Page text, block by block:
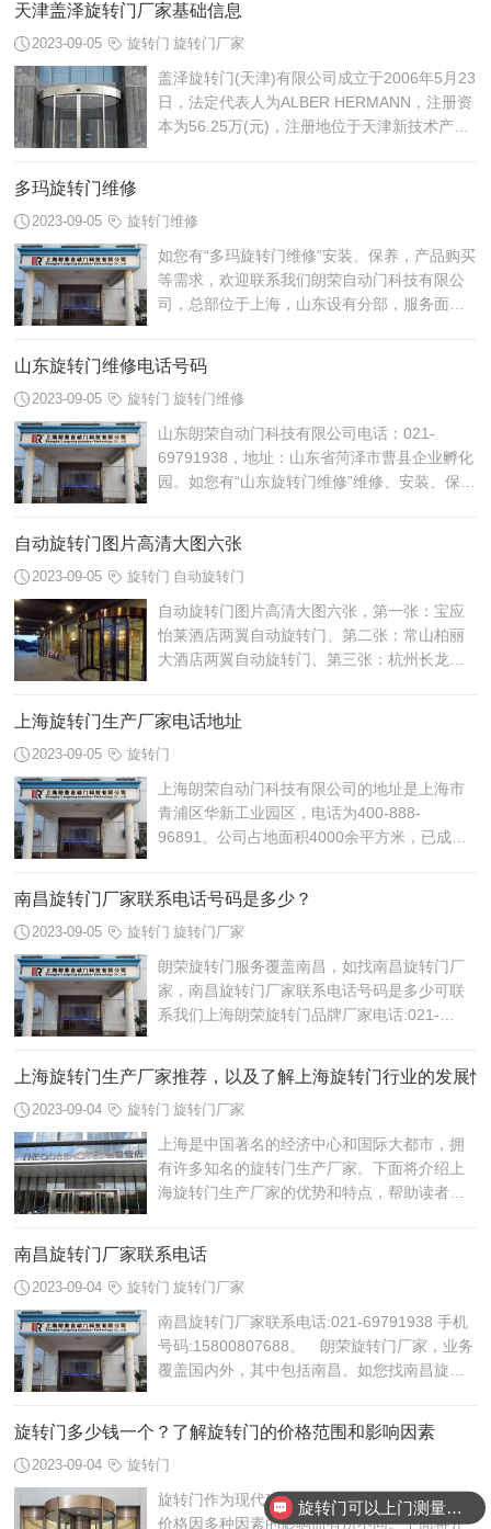
天津盖泽旋转门厂家基础信息
2023-09-05 旋转门 旋转门厂家
盖泽旋转门(天津)有限公司成立于2006年5月23
日，法定代表人为ALBER HERMANN，注册资
本为56.25万(元)，注册地位于天津新技术产业
多玛旋转门维修
2023-09-05 旋转门维修
如您有“多玛旋转门维修”安装、保养，产品购买
等需求，欢迎联系我们朗荣自动门科技有限公
司，总部位于上海，山东设有分部，服务面相
山东旋转门维修电话号码
2023-09-05 旋转门 旋转门维修
山东朗荣自动门科技有限公司电话：021-
69791938，地址：山东省菏泽市曹县企业孵化
园。如您有“山东旋转门维修”维修、安装、保
自动旋转门图片高清大图六张
2023-09-05 旋转门 自动旋转门
自动旋转门图片高清大图六张，第一张：宝应
怡莱酒店两翼自动旋转门、第二张：常山柏丽
大酒店两翼自动旋转门、第三张：杭州长龙航
上海旋转门生产厂家电话地址
2023-09-05 旋转门
上海朗荣自动门科技有限公司的地址是上海市
青浦区华新工业园区，电话为400-888-
96891。公司占地面积4000余平方米，已成为
推动...
南昌旋转门厂家联系电话号码是多少？
2023-09-05 旋转门 旋转门厂家
朗荣旋转门服务覆盖南昌，如找南昌旋转门厂
家，南昌旋转门厂家联系电话号码是多少可联
系我们上海朗荣旋转门品牌厂家电话:021-
山...
上海旋转门生产厂家推荐，以及了解上海旋转门行业的发展
2023-09-04 旋转门 旋转门厂家
上海是中国著名的经济中心和国际大都市，拥
有许多知名的旋转门生产厂家。下面将介绍上
海旋转门生产厂家的优势和特点，帮助读者了
南昌旋转门厂家联系电话
2023-09-04 旋转门 旋转门厂家
南昌旋转门厂家联系电话:021-69791938 手机
号码:15800807688。 朗荣旋转门厂家，业务
覆盖国内外，其中包括南昌。如您找南昌旋转
旋转门多少钱一个？了解旋转门的价格范围和影响因素
2023-09-04 旋转门
旋转门作为现代建筑中常见的出入口设备，其
价格因多种因素的影响而有所不同。下面将介
旋转门可以上门测量安装吗？